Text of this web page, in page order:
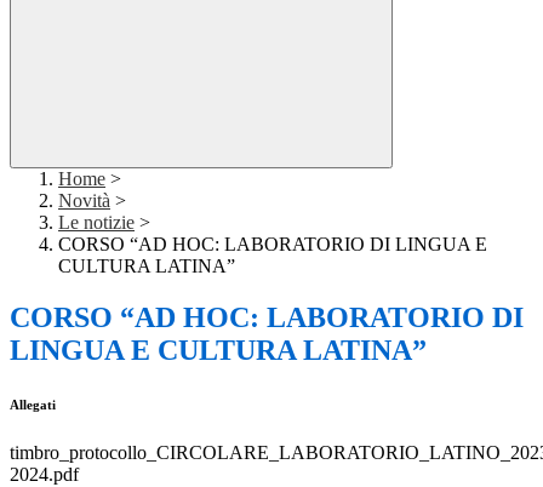
Home >
Novità >
Le notizie >
CORSO “AD HOC: LABORATORIO DI LINGUA E
CULTURA LATINA”
CORSO “AD HOC: LABORATORIO DI
LINGUA E CULTURA LATINA”
Allegati
2024.pdf